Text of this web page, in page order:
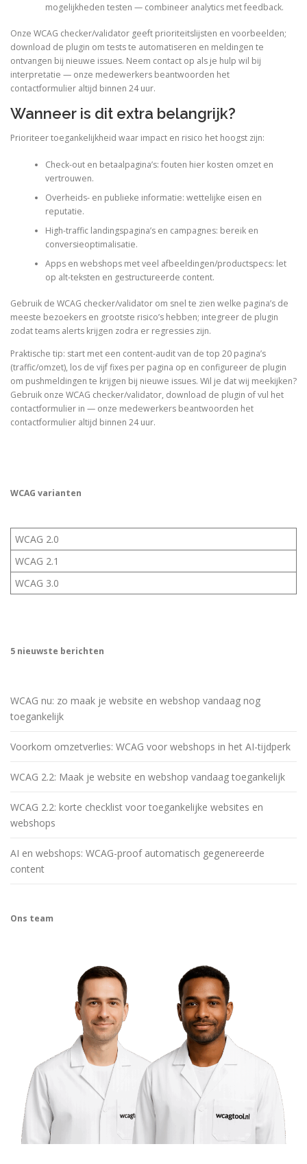
mogelijkheden testen — combineer analytics met feedback.
Onze WCAG checker/validator geeft prioriteitslijsten en voorbeelden;
download de plugin om tests te automatiseren en meldingen te
ontvangen bij nieuwe issues. Neem contact op als je hulp wil bij
interpretatie — onze medewerkers beantwoorden het
contactformulier altijd binnen 24 uur.
Wanneer is dit extra belangrijk?
Prioriteer toegankelijkheid waar impact en risico het hoogst zijn:
Check-out en betaalpagina’s: fouten hier kosten omzet en
vertrouwen.
Overheids- en publieke informatie: wettelijke eisen en
reputatie.
High-traffic landingspagina’s en campagnes: bereik en
conversieoptimalisatie.
Apps en webshops met veel afbeeldingen/productspecs: let
op alt-teksten en gestructureerde content.
Gebruik de WCAG checker/validator om snel te zien welke pagina’s de
meeste bezoekers en grootste risico’s hebben; integreer de plugin
zodat teams alerts krijgen zodra er regressies zijn.
Praktische tip: start met een content-audit van de top 20 pagina’s
(traffic/omzet), los de vijf fixes per pagina op en configureer de plugin
om pushmeldingen te krijgen bij nieuwe issues. Wil je dat wij meekijken?
Gebruik onze WCAG checker/validator, download de plugin of vul het
contactformulier in — onze medewerkers beantwoorden het
contactformulier altijd binnen 24 uur.
WCAG varianten
WCAG 2.0
WCAG 2.1
WCAG 3.0
5 nieuwste berichten
WCAG nu: zo maak je website en webshop vandaag nog
toegankelijk
Voorkom omzetverlies: WCAG voor webshops in het AI-tijdperk
WCAG 2.2: Maak je website en webshop vandaag toegankelijk
WCAG 2.2: korte checklist voor toegankelijke websites en
webshops
AI en webshops: WCAG-proof automatisch gegenereerde
content
Ons team